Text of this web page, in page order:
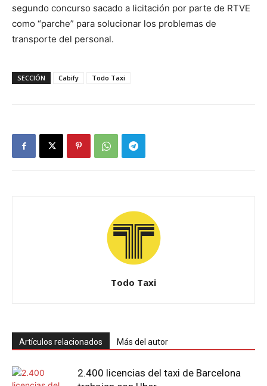
segundo concurso sacado a licitación por parte de RTVE
como “parche” para solucionar los problemas de
transporte del personal.
SECCIÓN Cabify Todo Taxi
Todo Taxi
Artículos relacionados Más del autor
2.400 licencias del taxi de Barcelona